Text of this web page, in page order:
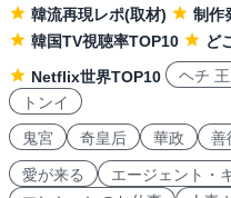
韓流再現レポ(取材)
制作
韓国TV視聴率TOP10
ど
Netflix世界TOP10
ヘチ
トンイ
鬼宮
奇皇后 華政 善
愛が来る エージェント・